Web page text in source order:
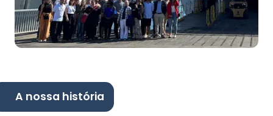
A nossa história